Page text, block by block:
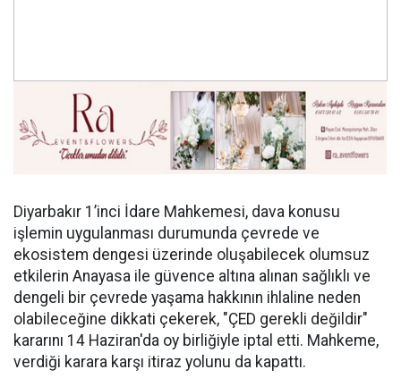
Diyarbakır 1’inci İdare Mahkemesi, dava konusu
işlemin uygulanması durumunda çevrede ve
ekosistem dengesi üzerinde oluşabilecek olumsuz
etkilerin Anayasa ile güvence altına alınan sağlıklı ve
dengeli bir çevrede yaşama hakkının ihlaline neden
olabileceğine dikkati çekerek, "ÇED gerekli değildir"
kararını 14 Haziran'da oy birliğiyle iptal etti. Mahkeme,
verdiği karara karşı itiraz yolunu da kapattı.